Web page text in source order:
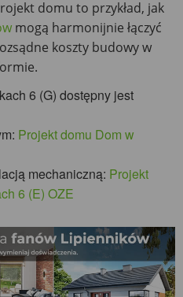
domu to przykład, jak
mogą harmonijnie łączyć
koszty budowy w
6 (G) dostępny jest
Projekt domu Dom w
mechaniczną: Projekt
6 (E) OZE